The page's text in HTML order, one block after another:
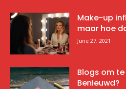
Make-up
maar hoe
June 27, 2021
Blogs om
Benieuwd?